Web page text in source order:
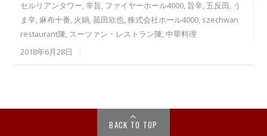
セルリアンタワー,辛旨, ファイヤーホール4000, 旨辛,五反田 , う
ま辛,麻布十番, 火鍋,菰田欣也,株式会社ホール4000, szechwan
restaurant陳, スーツァン・レストラン陳,中華料理
2018年6月28日
BACK TO TOP